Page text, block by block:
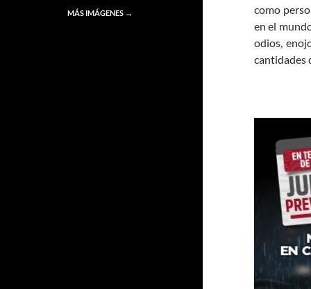
como
en el
odios,
cantidades
MÁS IMÁGENES →